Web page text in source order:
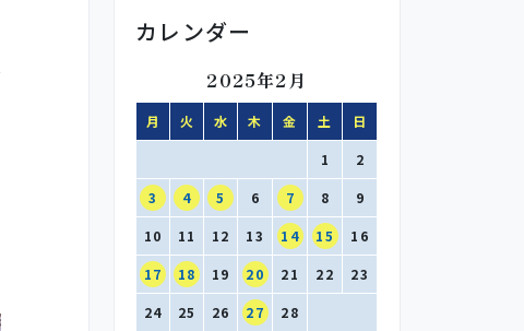
カレンダー
2025年2月
月 火 水 木 金 土 日
1 2
3 4 5 6 7 8 9
10 11 12 13 14 15 16
17 18 19 20 21 22 23
24 25 26 27 28